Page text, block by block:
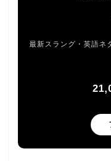
最新スラング・英語ネ